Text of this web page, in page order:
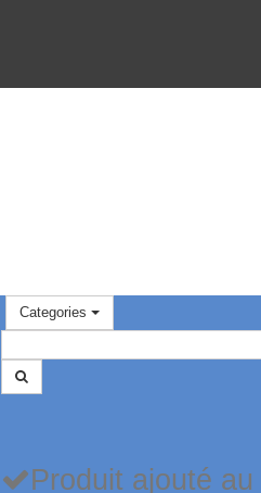
Categories
Produit ajouté